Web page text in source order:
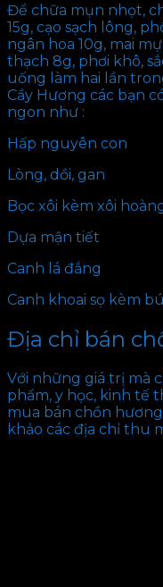
Để chữa mụn nhọt,
15g, cạo sạch lông,
ngân hoa 10g, mai
thạch 8g, phơi khô,
uống làm hai lần
Cầy Hương các bạn
ngon như :
Hấp nguyên con
Lòng, dồi, gan
Bọc xôi kèm xôi
Dựa mận tiết
Canh lá đắng
Canh khoai sọ kèm
Địa chỉ bán
Với những giá trị mà
phẩm, y học, kinh tế
mua bán chồn
khảo các địa chỉ thu